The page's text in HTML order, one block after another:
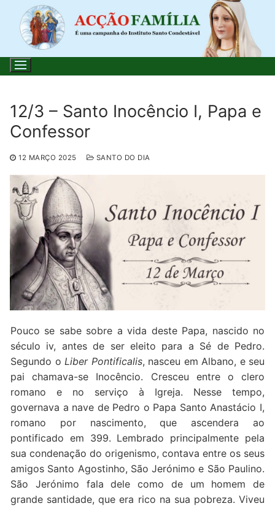
para
conteúdo
Pesquisar
por:
Início
Loja
Blog
Santo do Dia
Quem somos nós
12/3 – Santo Inocêncio I, Papa e
Confessor
12 MARÇO 2025 SANTO DO DIA
Pouco se sabe sobre a vida deste Papa, nascido no
século iv, antes de ser eleito para a Sé de Pedro.
Segundo o Liber Pontificalis, nasceu em Albano, e seu
pai chamava-se Inocêncio. Cresceu entre o clero
romano e no serviço à Igreja. Nesse tempo,
governava a nave de Pedro o Papa Santo Anastácio I,
romano por nascimento, que ascendera ao
pontificado em 399. Lembrado principalmente pela
sua condenação do origenismo, contava entre os seus
amigos Santo Agostinho, São Jerónimo e São Paulino.
São Jerónimo fala dele como de um homem de
grande santidade, que era rico na sua pobreza. Viveu